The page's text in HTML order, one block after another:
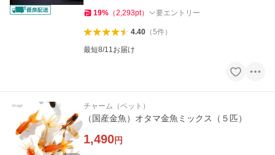
19% （2,293pt） 要エントリー
4.40（5件）
最短8/11お届け
チャーム（ペット）
（国産金魚）オタマ金魚ミックス（５匹）
1,490円